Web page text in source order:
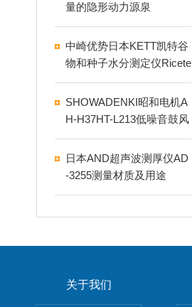
量的隐形动力源泉
中崎优势日本KETT凯特谷
物和种子水分测定仪Ricete
r fv888
SHOWADENKI昭和电机A
H-H37HT-L213低噪音鼓风
机
日本AND超声波测厚仪AD
-3255测量材质及用途
关于我们